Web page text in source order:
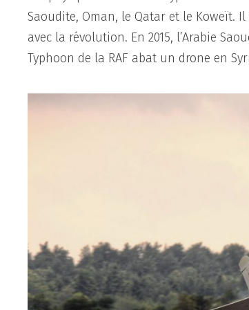
Saoudite, Oman, le Qatar et le Koweït.
avec la révolution. En 2015, l’Arabie
Typhoon de la RAF abat un drone en